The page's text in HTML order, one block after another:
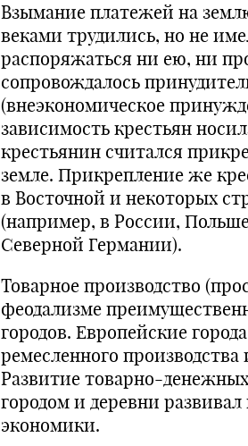
Взымание платежей на
веками трудились, но не
распоряжаться ни ею, ни
сопровождалось
(внеэкономическое
зависимость крестьян
крестьянин считался
земле. Прикрепление же
в Восточной и некоторых
(например, в России,
Северной Германии).
Товарное производство
феодализме
городов. Европейские
ремесленного производства
Развитие товарно-
городом и деревни
экономики.